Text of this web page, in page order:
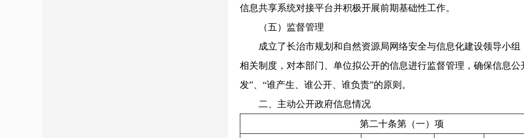
信息共享系统对接平台并积极开展前期基础性工作。
（五）监督管理
成立了长治市规划和自然资源局网络安全与信息化建设领导小组
相关制度，对本部门、单位拟公开的信息进行监督管理，确保信息
发”、“谁产生、谁公开、谁负责”的原则。
二、主动公开政府信息情况
第二十条第（一）项